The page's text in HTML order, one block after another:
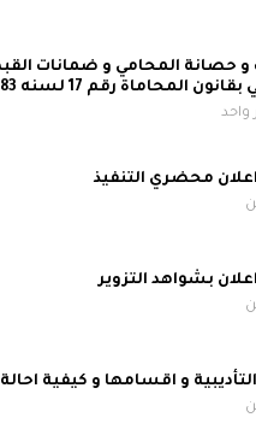
و حصانة المحامي و ضمانات
المحاماة رقم 17 لسنه 1983
محضري التنفيذ
بشواهد التزوير
و اقسامها و كيفية